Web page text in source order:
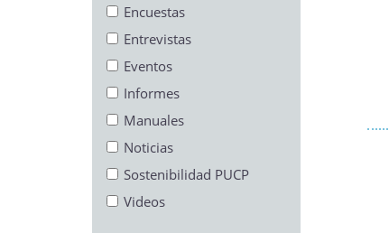
Encuestas
Entrevistas
Eventos
Informes
Manuales
Noticias
Sostenibilidad PUCP
Videos